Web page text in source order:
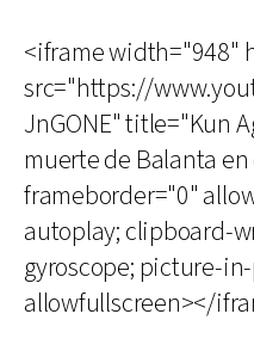
<iframe width="948"
src="https://
JnGONE" title="Kun
muerte de Balanta en
frameborder="0"
autoplay; clipboard-
gyroscope; picture-
allowfullscreen></